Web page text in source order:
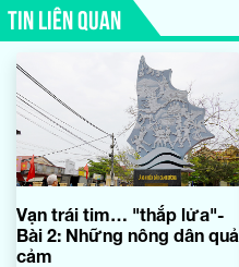
TIN LIÊN QUAN
Vạn trái tim… "thắp lửa"-
Bài 2: Những nông dân quả
cảm